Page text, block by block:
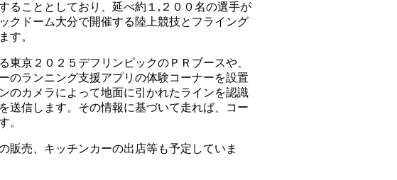
ることとしており、延べ約１,２００名の選手が
クドーム大分で開催する陸上競技とフライング
す。
京２０２５デフリンピックのＰＲブースや、
のランニング支援アプリの体験コーナーを設置
のカメラによって地面に引かれたラインを認識
送信します。その情報に基づいて走れば、コー
。
販売、キッチンカーの出店等も予定していま